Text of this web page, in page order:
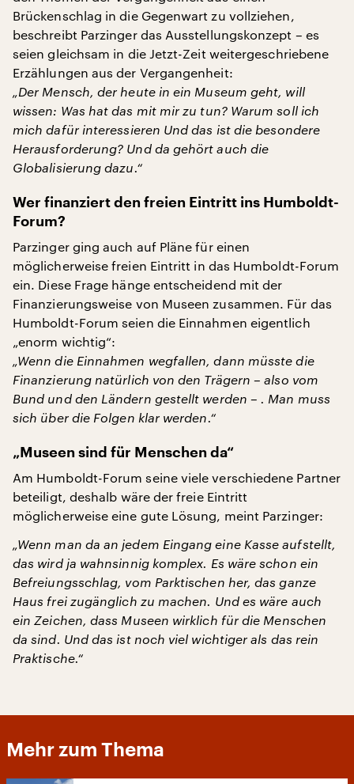
Brückenschlag in die Gegenwart zu vollziehen,
beschreibt Parzinger das Ausstellungskonzept – es
seien gleichsam in die Jetzt-Zeit weitergeschriebene
Erzählungen aus der Vergangenheit:
„Der Mensch, der heute in ein Museum geht, will
wissen: Was hat das mit mir zu tun? Warum soll ich
mich dafür interessieren Und das ist die besondere
Herausforderung? Und da gehört auch die
Globalisierung dazu.“
Wer finanziert den freien Eintritt ins Humboldt-
Forum?
Parzinger ging auch auf Pläne für einen
möglicherweise freien Eintritt in das Humboldt-Forum
ein. Diese Frage hänge entscheidend mit der
Finanzierungsweise von Museen zusammen. Für das
Humboldt-Forum seien die Einnahmen eigentlich
„enorm wichtig“:
„Wenn die Einnahmen wegfallen, dann müsste die
Finanzierung natürlich von den Trägern – also vom
Bund und den Ländern gestellt werden – . Man muss
sich über die Folgen klar werden.“
„Museen sind für Menschen da“
Am Humboldt-Forum seine viele verschiedene Partner
beteiligt, deshalb wäre der freie Eintritt
möglicherweise eine gute Lösung, meint Parzinger:
„Wenn man da an jedem Eingang eine Kasse aufstellt,
das wird ja wahnsinnig komplex. Es wäre schon ein
Befreiungsschlag, vom Parktischen her, das ganze
Haus frei zugänglich zu machen. Und es wäre auch
ein Zeichen, dass Museen wirklich für die Menschen
da sind. Und das ist noch viel wichtiger als das rein
Praktische.“
Mehr zum Thema